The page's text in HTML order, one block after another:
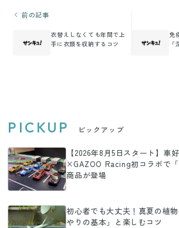
前の記事
衣替えしなくても年間で上
手に衣類を収納するコツ
免
PICKUP ピックアップ
【2026年8月5日スタート】車
×GAZOO Racing初コラボで「
商品が登場
初心者でも大丈夫！真夏の植
やりの基本」と楽しむコツ